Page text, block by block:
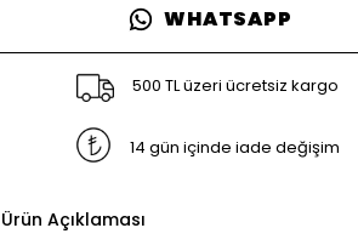
WHATSAPP
500 TL üzeri ücretsiz kargo
14 gün içinde iade değişim
Ürün Açıklaması